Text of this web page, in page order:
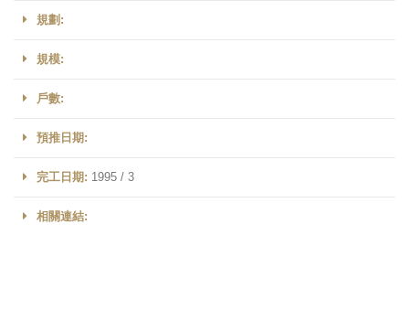
規劃:
規模:
戶數:
預推日期:
完工日期: 1995 / 3
相關連結: